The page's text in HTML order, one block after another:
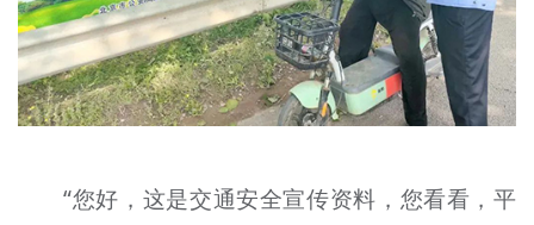
“您好，这是交通安全宣传资料，您看看，平